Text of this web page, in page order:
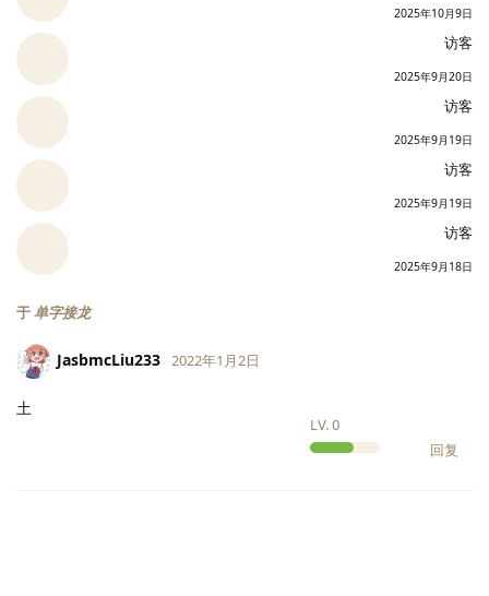
2025年10月9日
访客
2025年9月20日
访客
2025年9月19日
访客
2025年9月19日
访客
2025年9月18日
于单字接龙
JasbmcLiu233
LV.0
2022年1月2日
土
回复